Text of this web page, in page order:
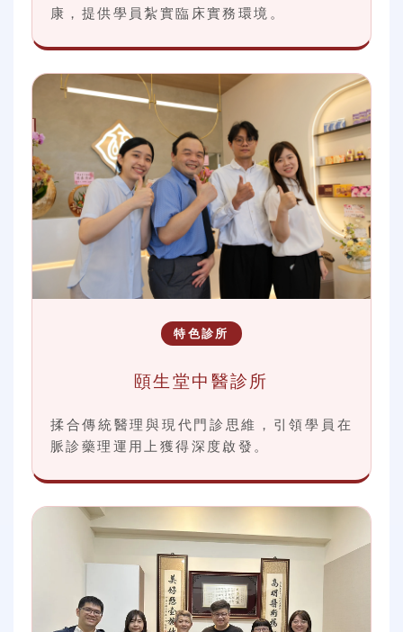
康，提供學員紮實臨床實務環境。
特色診所
頤生堂中醫診所
揉合傳統醫理與現代門診思維，引領學員在
脈診藥理運用上獲得深度啟發。